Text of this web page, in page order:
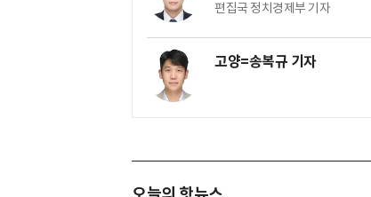
편집국 정치경제부 기자
고양=송복규 기자